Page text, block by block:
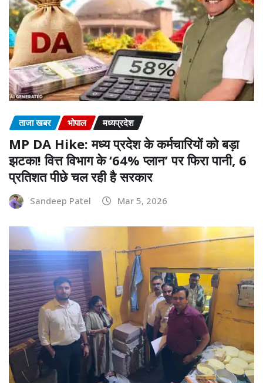
ताजा खबर भोपाल मध्यप्रदेश
MP DA Hike: मध्य प्रदेश के कर्मचारियों को बड़ा
झटका! वित्त विभाग के ‘64% प्लान’ पर फिरा पानी, 6
प्रतिशत पीछे चल रही है सरकार
Sandeep Patel Mar 5, 2026